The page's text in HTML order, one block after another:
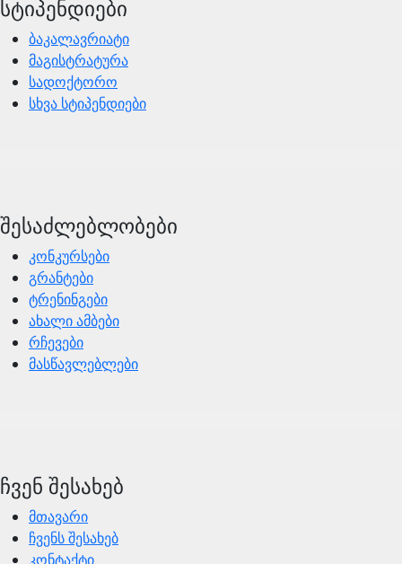
სტიპენდიები
ბაკალავრიატი
მაგისტრატურა
სადოქტორო
სხვა სტიპენდიები
შესაძლებლობები
კონკურსები
გრანტები
ტრენინგები
ახალი ამბები
რჩევები
მასწავლებლები
ჩვენ შესახებ
მთავარი
ჩვენს შესახებ
კონტაქტი